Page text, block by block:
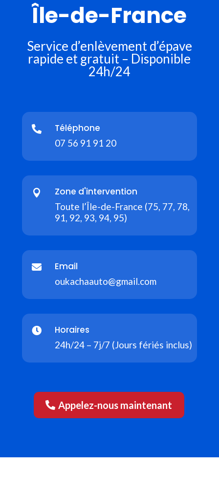
Île-de-France
Service d’enlèvement d’épave
rapide et gratuit – Disponible
24h/24
 Téléphone
07 56 91 91 20
 Zone d'intervention
Toute l’Île-de-France (75, 77, 78,
91, 92, 93, 94, 95)
 Email
oukachaauto@gmail.com
 Horaires
24h/24 – 7j/7 (Jours fériés inclus)
Appelez-nous maintenant